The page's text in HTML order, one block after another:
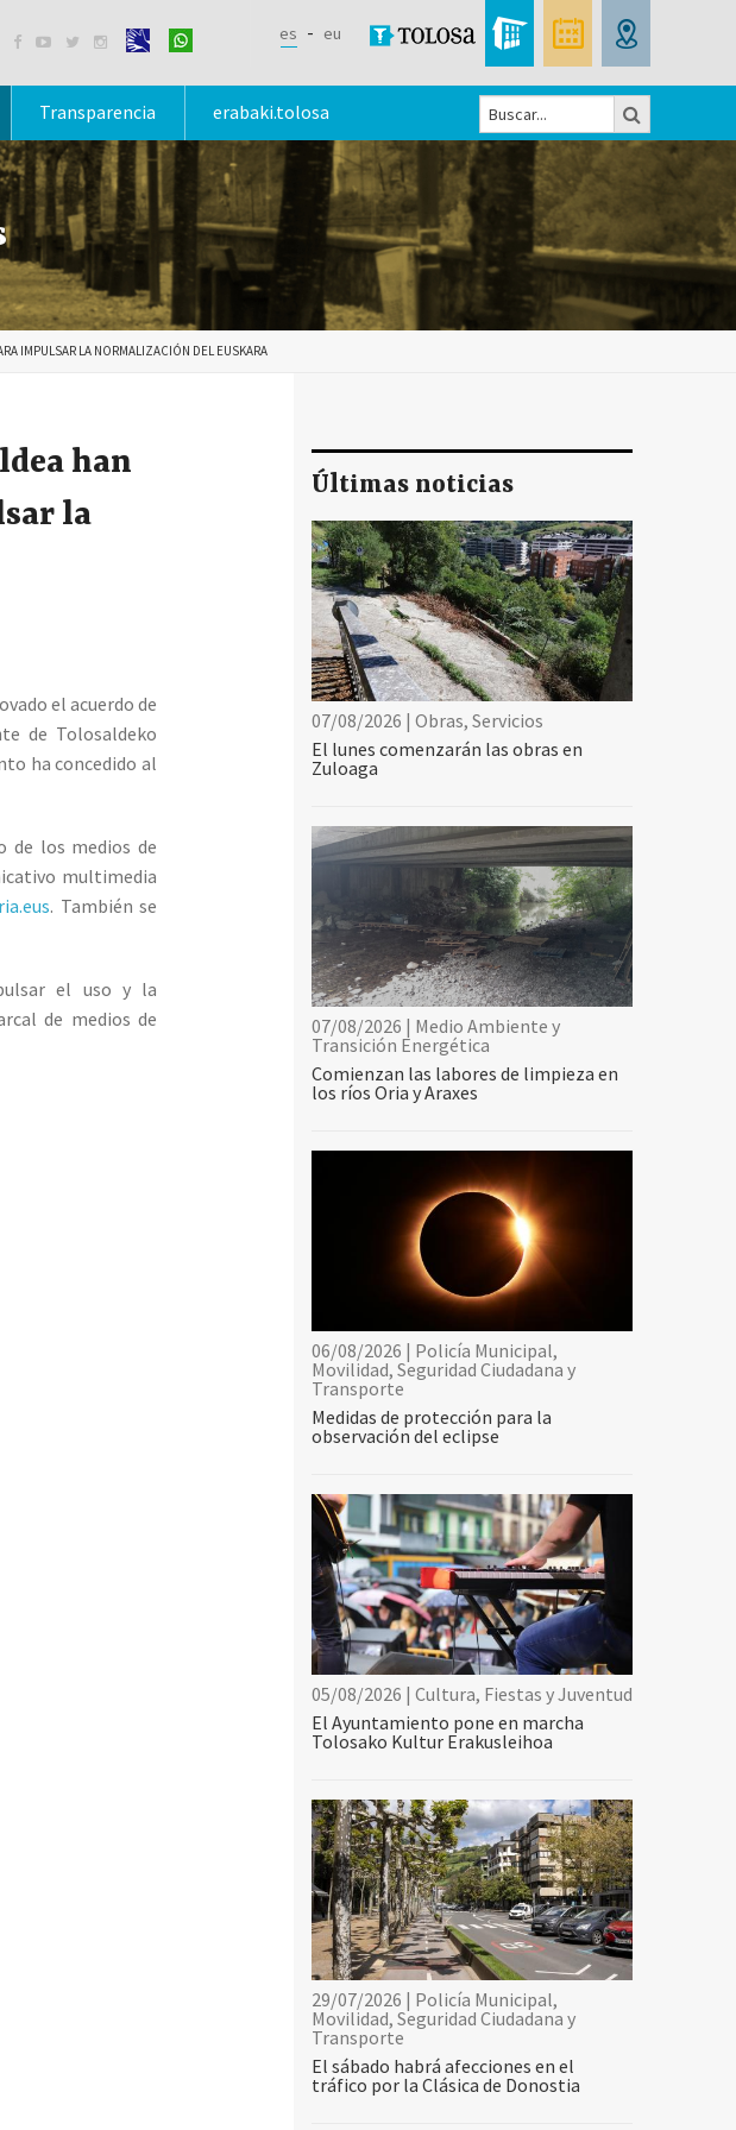
    es eu
Formulario
de
búsqueda
Transparencia erabaki.tolosa
IMPULSAR LA NORMALIZACIÓN DEL EUSKARA
han
la
el acuerdo de
de Tolosaldeko
ha concedido al
de los medios de
multimedia
. También se
el uso y la
de medios de
Últimas noticias
07/08/2026 | Obras, Servicios
El lunes comenzarán las obras en
Zuloaga
07/08/2026 | Medio Ambiente y
Transición Energética
Comienzan las labores de limpieza en
los ríos Oria y Araxes
06/08/2026 | Policía Municipal,
Movilidad, Seguridad Ciudadana y
Transporte
Medidas de protección para la
observación del eclipse
05/08/2026 | Cultura, Fiestas y Juventud
El Ayuntamiento pone en marcha
Tolosako Kultur Erakusleihoa
29/07/2026 | Policía Municipal,
Movilidad, Seguridad Ciudadana y
Transporte
El sábado habrá afecciones en el
tráfico por la Clásica de Donostia